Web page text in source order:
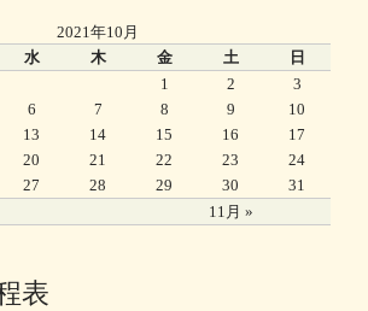
2021年10月
水 木 金 土 日
11月 »
1 2
3
6 7 8 9
10
13 14 15 16
17
20 21 22 23
24
27 28 29 30 31
表